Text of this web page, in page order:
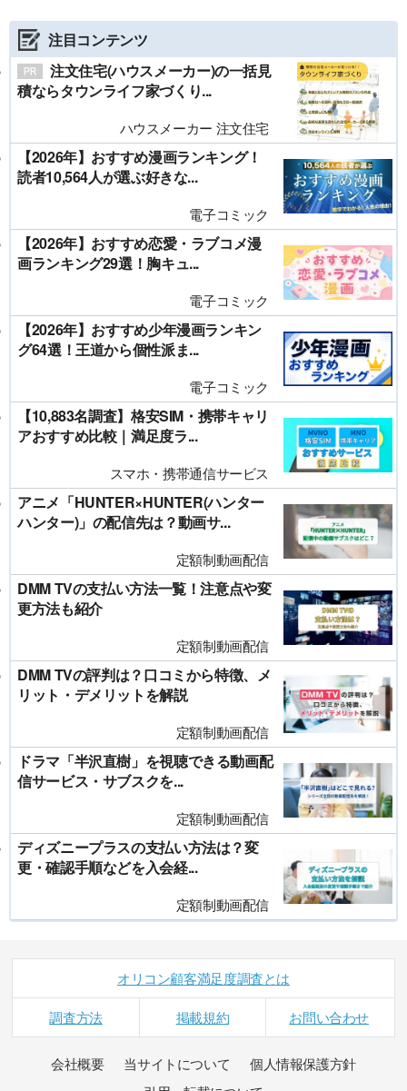
注目コンテンツ
注文住宅(ハウスメーカー)の一括見
積ならタウンライフ家づくり...
ハウスメーカー 注文住宅
【2026年】おすすめ漫画ランキング！
読者10,564人が選ぶ好きな...
電子コミック
【2026年】おすすめ恋愛・ラブコメ漫
画ランキング29選！胸キュ...
電子コミック
【2026年】おすすめ少年漫画ランキン
グ64選！王道から個性派ま...
電子コミック
【10,883名調査】格安SIM・携帯キャリ
アおすすめ比較｜満足度ラ...
スマホ・携帯通信サービス
アニメ「HUNTER×HUNTER(ハンター
ハンター)」の配信先は？動画サ...
定額制動画配信
DMM TVの支払い方法一覧！注意点や変
更方法も紹介
定額制動画配信
DMM TVの評判は？口コミから特徴、メ
リット・デメリットを解説
定額制動画配信
ドラマ「半沢直樹」を視聴できる動画配
信サービス・サブスクを...
定額制動画配信
ディズニープラスの支払い方法は？変
更・確認手順などを入会経...
定額制動画配信
オリコン顧客満足度調査とは
調査方法 掲載規約 お問い合わせ
会社概要 当サイトについて
個人情報保護方針